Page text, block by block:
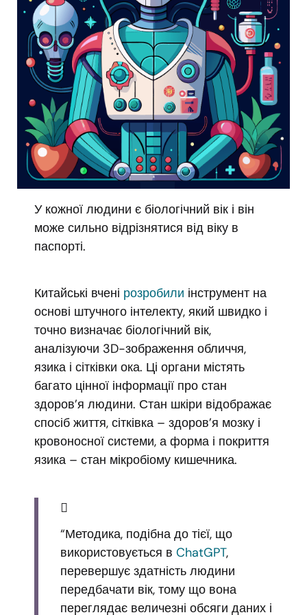
У кожної людини є біологічний вік і він
може сильно відрізнятися від віку в
паспорті.
Китайські вчені розробили інструмент на
основі штучного інтелекту, який швидко і
точно визначає біологічний вік,
аналізуючи 3D-зображення обличчя,
язика і сітківки ока. Ці органи містять
багато цінної інформації про стан
здоров’я людини. Стан шкіри відображає
спосіб життя, сітківка – здоров’я мозку і
кровоносної системи, а форма і покриття
язика – стан мікробіому кишечника.
“Методика, подібна до тієї, що
використовується вChatGPT,
перевершує здатність людини
передбачати вік, тому що вона
переглядає величезні обсяги даних і